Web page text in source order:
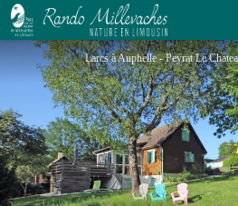
Larcs